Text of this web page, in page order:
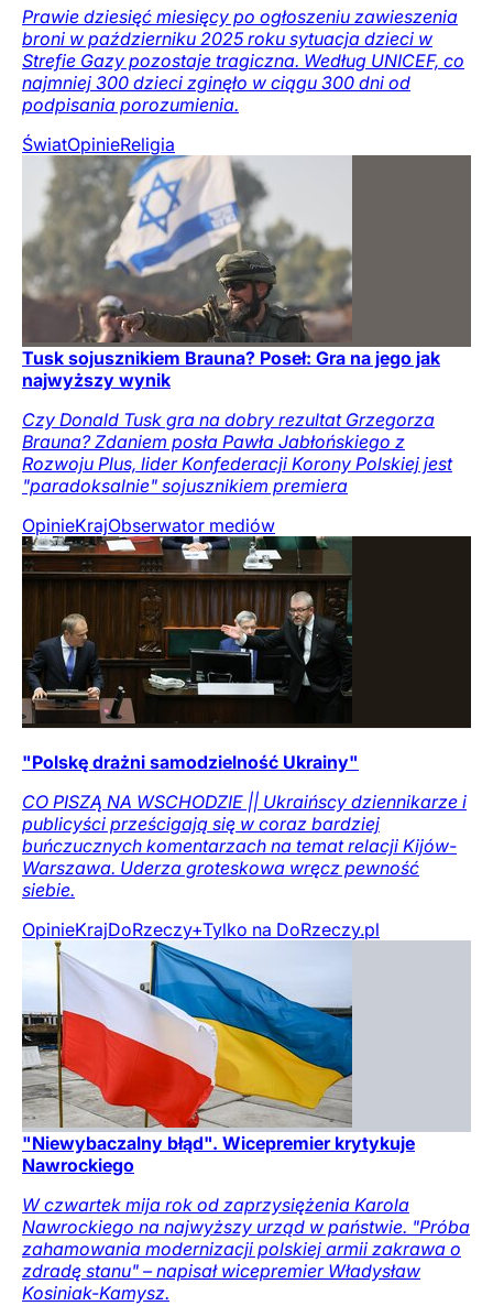
Prawie dziesięć miesięcy po ogłoszeniu zawieszenia
broni w październiku 2025 roku sytuacja dzieci w
Strefie Gazy pozostaje tragiczna. Według UNICEF, co
najmniej 300 dzieci zginęło w ciągu 300 dni od
podpisania porozumienia.
ŚwiatOpinieReligia
Tusk sojusznikiem Brauna? Poseł: Gra na jego jak
najwyższy wynik
Czy Donald Tusk gra na dobry rezultat Grzegorza
Brauna? Zdaniem posła Pawła Jabłońskiego z
Rozwoju Plus, lider Konfederacji Korony Polskiej jest
"paradoksalnie" sojusznikiem premiera
OpinieKrajObserwator mediów
"Polskę drażni samodzielność Ukrainy"
CO PISZĄ NA WSCHODZIE || Ukraińscy dziennikarze i
publicyści prześcigają się w coraz bardziej
buńczucznych komentarzach na temat relacji Kijów-
Warszawa. Uderza groteskowa wręcz pewność
siebie.
OpinieKrajDoRzeczy+Tylko na DoRzeczy.pl
"Niewybaczalny błąd". Wicepremier krytykuje
Nawrockiego
W czwartek mija rok od zaprzysiężenia Karola
Nawrockiego na najwyższy urząd w państwie. "Próba
zahamowania modernizacji polskiej armii zakrawa o
zdradę stanu" – napisał wicepremier Władysław
Kosiniak-Kamysz.